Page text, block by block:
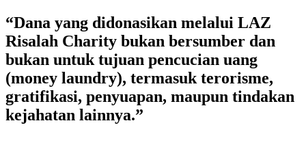
Lewati
ke
konten
“Dana yang didonasikan melalui LAZ
Risalah Charity bukan bersumber dan
bukan untuk tujuan pencucian uang
(money laundry), termasuk terorisme,
gratifikasi, penyuapan, maupun tindakan
kejahatan lainnya.”